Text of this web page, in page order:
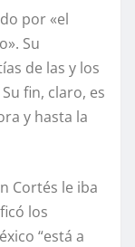
por «el
Su
de las y los
fin, claro, es
y hasta la
Cortés le iba
los
“está a